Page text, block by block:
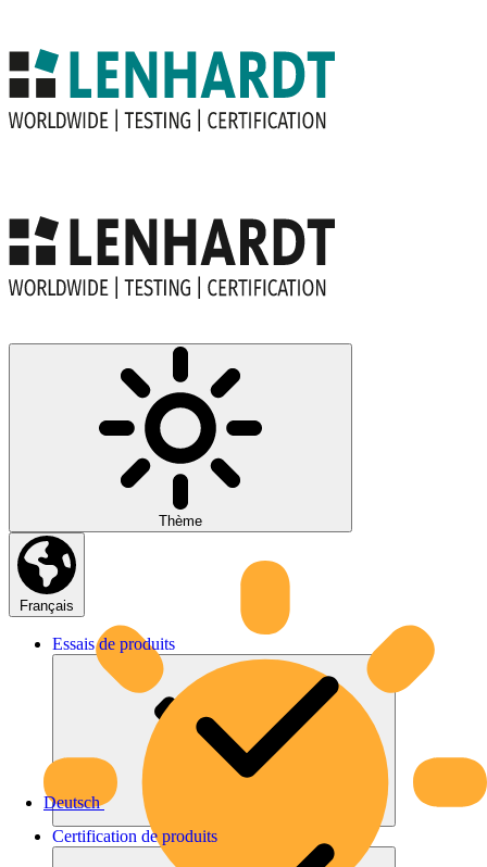
Thème
Français
Deutsch
Essais de produits
Certification de produits